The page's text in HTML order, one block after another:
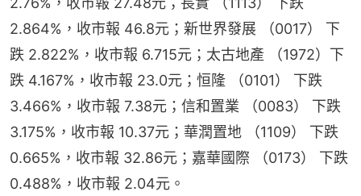
2.864%，收市報 46.8元；新世界發展 （0017） 下
跌 2.822%，收市報 6.715元；太古地產 （1972）下
跌 4.167%，收市報 23.0元；恒隆 （0101） 下跌
3.466%，收市報 7.38元；信和置業 （0083） 下跌
3.175%，收市報 10.37元；華潤置地 （1109） 下跌
0.665%，收市報 32.86元；嘉華國際 （0173） 下跌
0.488%，收市報 2.04元。